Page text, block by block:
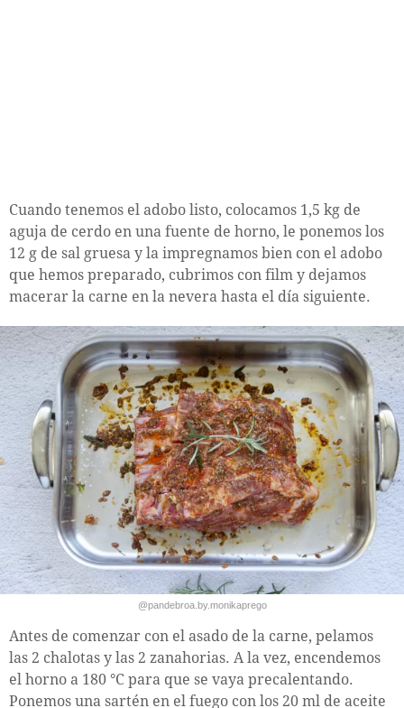
Cuando tenemos el adobo listo, colocamos 1,5 kg de
aguja de cerdo en una fuente de horno, le ponemos los
12 g de sal gruesa y la impregnamos bien con el adobo
que hemos preparado, cubrimos con film y dejamos
macerar la carne en la nevera hasta el día siguiente.
@pandebroa.by.monikaprego
Antes de comenzar con el asado de la carne, pelamos
las 2 chalotas y las 2 zanahorias. A la vez, encendemos
el horno a 180 °C para que se vaya precalentando.
Ponemos una sartén en el fuego con los 20 ml de aceite